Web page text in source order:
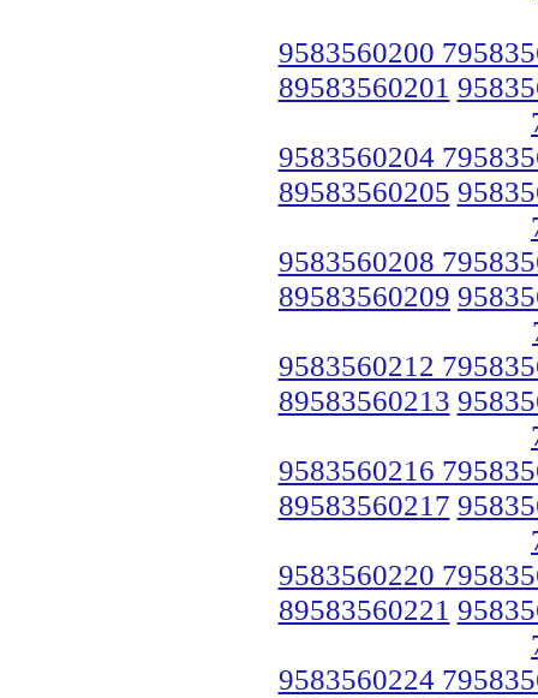
9583560200
89583560201
9583560204
89583560205
9583560208
89583560209
9583560212
89583560213
9583560216
89583560217
9583560220
89583560221
9583560224